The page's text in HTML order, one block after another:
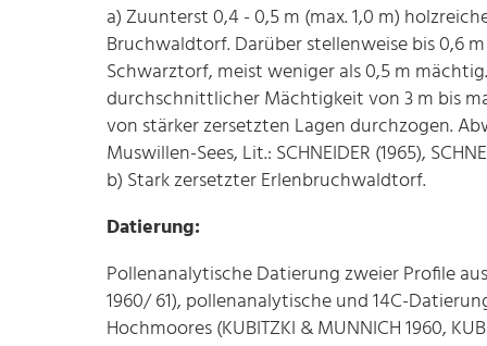
a) Zuunterst 0,4 - 0,5 m (max. 1,0 m)
Bruchwaldtorf. Darüber stellenweise bis 0,6
Schwarztorf, meist weniger als 0,5 m
durchschnittlicher Mächtigkeit von 3 m bis
von stärker zersetzten Lagen durchzogen.
Muswillen-Sees, Lit.: SCHNEIDER (1965),
b) Stark zersetzter Erlenbruchwaldtorf.
Datierung:
Pollenanalytische Datierung zweier Profile
1960/ 61), pollenanalytische und 14C-
Hochmoores (KUBITZKI & MUNNICH 1960,